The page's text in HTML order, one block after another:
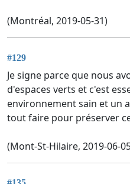
(Montréal, 2019-05-31)
#129
Je signe parce que nous
d'espaces verts et c'est
environnement sain et un
tout faire pour préserver
(Mont-St-Hilaire, 2019-06-